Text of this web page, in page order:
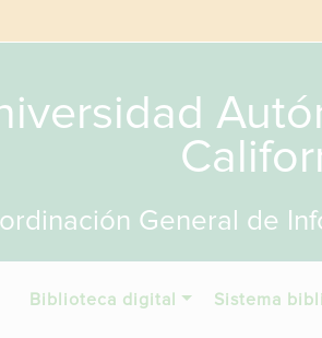
General de
Biblioteca digital Sistema